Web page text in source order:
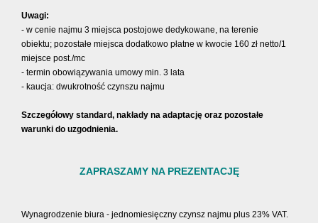
Uwagi:
- w cenie najmu 3 miejsca postojowe dedykowane, na terenie
obiektu; pozostałe miejsca dodatkowo płatne w kwocie 160 zł netto/1
miejsce post./mc
- termin obowiązywania umowy min. 3 lata
- kaucja: dwukrotność czynszu najmu
Szczegółowy standard, nakłady na adaptację oraz pozostałe
warunki do uzgodnienia.
ZAPRASZAMY NA PREZENTACJĘ
Wynagrodzenie biura - jednomiesięczny czynsz najmu plus 23% VAT.